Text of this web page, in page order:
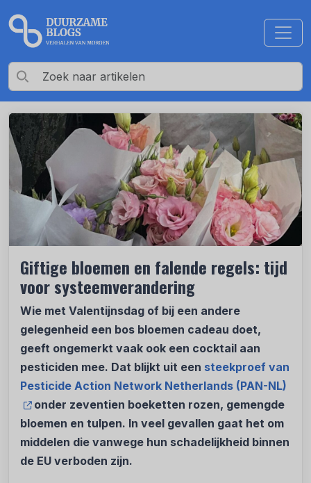
Giftige bloemen en falende regels: tijd
voor systeemverandering
Wie met Valentijnsdag of bij een andere
gelegenheid een bos bloemen cadeau doet,
geeft ongemerkt vaak ook een cocktail aan
pesticiden mee. Dat blijkt uit een steekproef van
Pesticide Action Network Netherlands (PAN-NL)
onder zeventien boeketten rozen, gemengde
bloemen en tulpen. In veel gevallen gaat het om
middelen die vanwege hun schadelijkheid binnen
de EU verboden zijn.